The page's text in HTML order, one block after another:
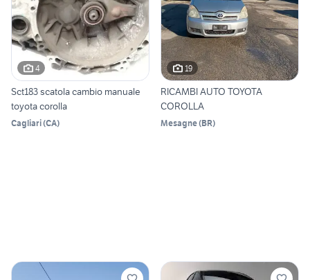
4
Sct183 scatola cambio manuale
toyota corolla
Cagliari(CA)
19
RICAMBI AUTO TOYOTA
COROLLA
Mesagne(BR)